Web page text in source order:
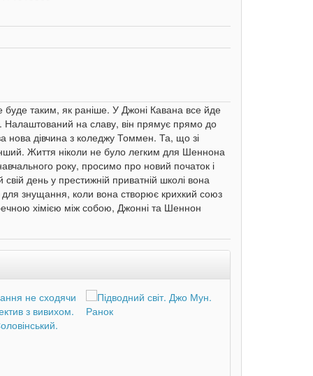
буде таким, як раніше. У Джоні Кавана все йде
Налаштований на славу, він прямує прямо до
дівчина з коледжу Томмен. Та, що зі
Життя ніколи не було легким для Шеннона
року, просимо про новий початок і
день у престижній приватній школі вона
знущання, коли вона створює крихкий союз
хімією між собою, Джонні та Шеннон